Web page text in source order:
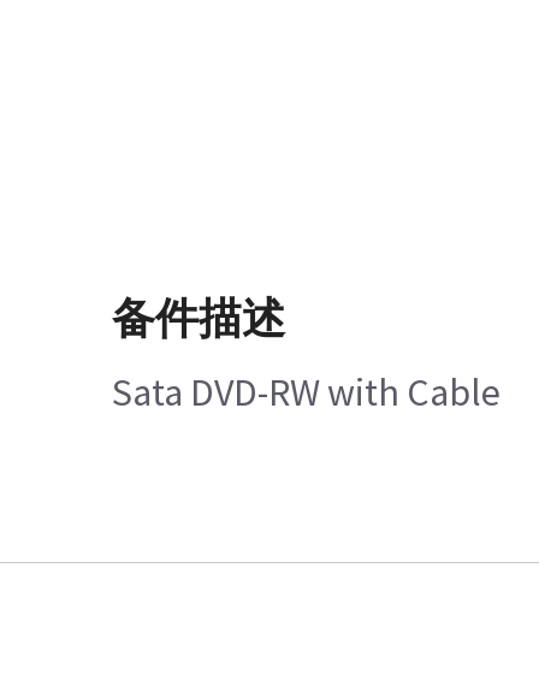
备件描述
Sata DVD-RW with Cable